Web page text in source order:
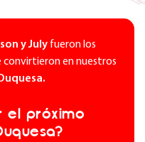
y July fueron los
convirtieron en nuestros
el próximo